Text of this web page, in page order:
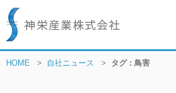
HOME > 自社ニュース > タグ : 鳥害